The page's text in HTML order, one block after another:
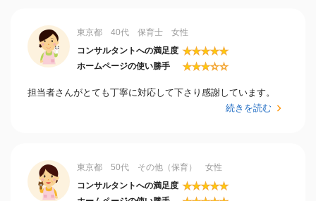
東京都 40代 保育士 女性
コンサルタントへの満足度 ★★★★★
ホームページの使い勝手 ★★★☆☆
担当者さんがとても丁寧に対応して下さり感謝しています。
続きを読む
東京都 50代 その他（保育） 女性
コンサルタントへの満足度 ★★★★★